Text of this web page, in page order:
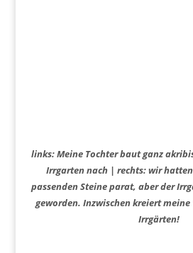
links: Meine Tochter baut ganz
Irrgarten nach | rechts: wir
passenden Steine parat, aber der
geworden. Inzwischen kreiert meine
Irrgärten!